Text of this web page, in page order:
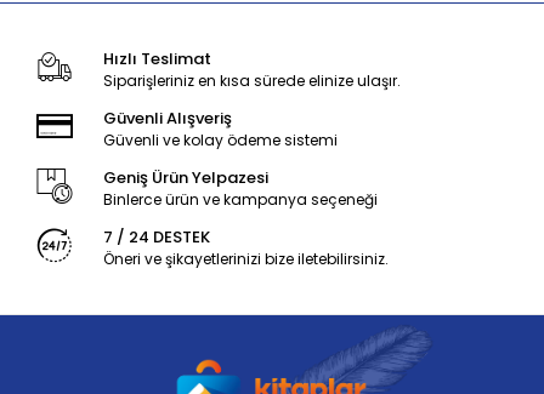
Hızlı Teslimat
Siparişleriniz en kısa sürede elinize ulaşır.
Güvenli Alışveriş
Güvenli ve kolay ödeme sistemi
Geniş Ürün Yelpazesi
Binlerce ürün ve kampanya seçeneği
7 / 24 DESTEK
Öneri ve şikayetlerinizi bize iletebilirsiniz.